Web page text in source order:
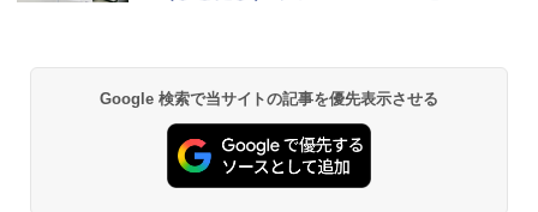
Google 検索で当サイトの記事を優先表示させる